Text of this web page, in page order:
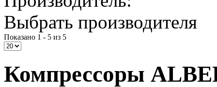
Выбрать производителя
Показано 1 - 5 из 5
Компрессоры